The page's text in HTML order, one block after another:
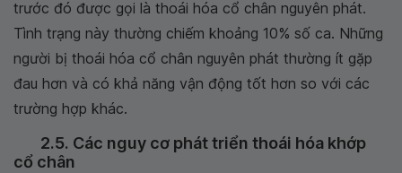
trước đó được gọi là thoái hóa cổ chân nguyên phát.
Tình trạng này thường chiếm khoảng 10% số ca. Những
người bị thoái hóa cổ chân nguyên phát thường ít gặp
đau hơn và có khả năng vận động tốt hơn so với các
trường hợp khác.
2.5. Các nguy cơ phát triển thoái hóa khớp
cổ chân